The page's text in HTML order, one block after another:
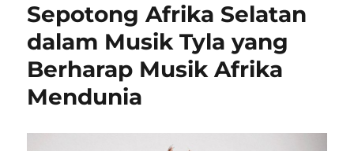
Sepotong Afrika Selatan
dalam Musik Tyla yang
Berharap Musik Afrika
Mendunia